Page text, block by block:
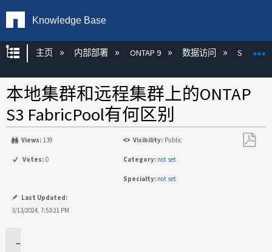
Knowledge Base
扩展/隐缩全局层次
主页 内部部署 ONTAP 9 数据访问 S3
本地集群和远程集群上的ONTAP
S3 FabricPool有何区别
Views: 139 Visibility: Public
Votes: 0 Category: not set
Specialty: not set
Last Updated:
3/13/2024, 7:53:21 PM